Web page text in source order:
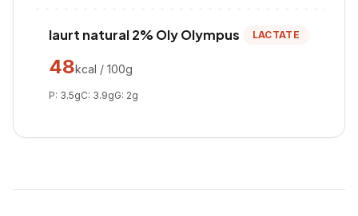
Iaurt natural 2% Oly Olympus LACTATE
48kcal / 100g
P: 3.5gC: 3.9gG: 2g